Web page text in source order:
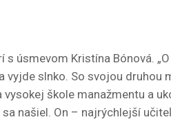
úsmevom Kristína Bónová.
slnko. So svojou druhou
škole manažmentu a
našiel. On – najrýchlejší